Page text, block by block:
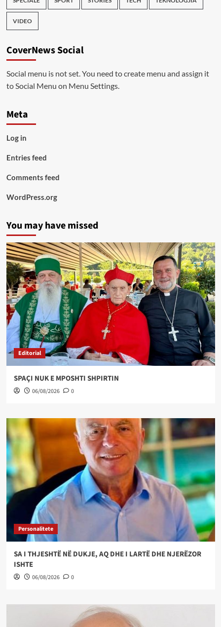
VIDEO
CoverNews Social
Social menu is not set. You need to create menu and assign it
to Social Menu on Menu Settings.
Meta
Log in
Entries feed
Comments feed
WordPress.org
You may have missed
Editorial
SPAÇI NUK E MPOSHTI SHPIRTIN
06/08/2026 0
Personalitete
SA I THJESHTË NË DUKJE, AQ DHE I LARTË DHE NJERËZOR
ISHTE
06/08/2026 0